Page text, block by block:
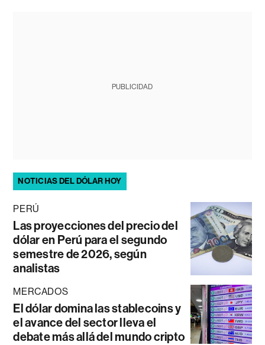
PUBLICIDAD
NOTICIAS DEL DÓLAR HOY
PERÚ
Las proyecciones del precio del
dólar en Perú para el segundo
semestre de 2026, según
analistas
MERCADOS
El dólar domina las stablecoins y
el avance del sector lleva el
debate más allá del mundo cripto